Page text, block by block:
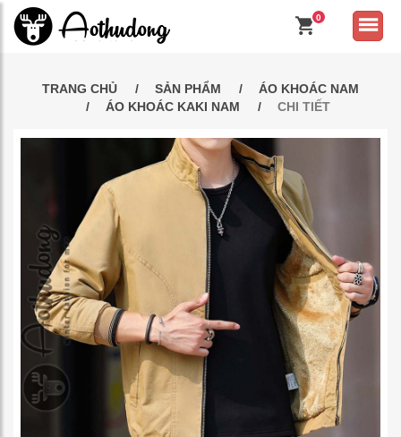
0
TRANG CHỦ SẢN PHẨM
ÁO KHOÁC NAM
ÁO KHOÁC KAKI NAM
CHI TIẾT